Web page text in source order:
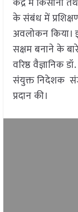
के संबंध में
अवलोकन किया।
सक्षम बनाने के
वरिष्ठ वैज्ञानिक
संयुक्त निदेशक
प्रदान की।